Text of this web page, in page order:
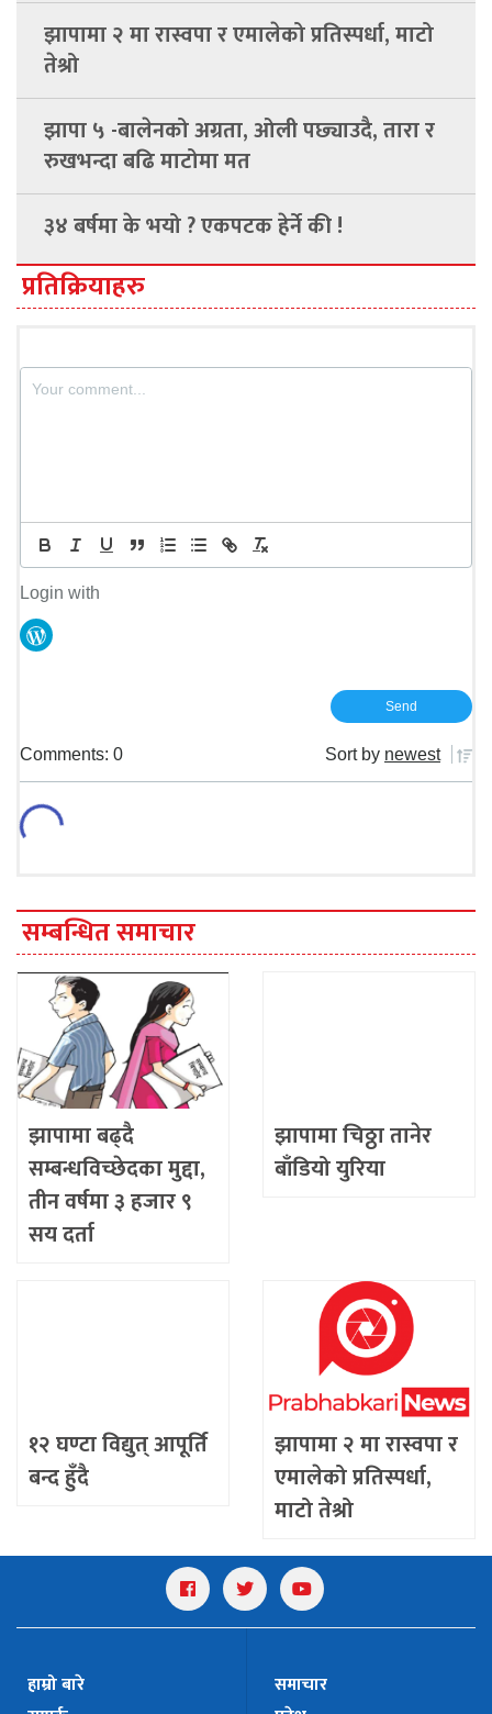
झापामा २ मा रास्वपा र एमालेको प्रतिस्पर्धा, माटो
तेश्रो
झापा ५ -बालेनको अग्रता, ओली पछ्याउदै, तारा र
रुखभन्दा बढि माटोमा मत
३४ बर्षमा के भयो ? एकपटक हेर्ने की !
प्रतिक्रियाहरु
Login with
Comments: 0 Sort by newest
सम्बन्धित समाचार
झापामा बढ्दै
सम्बन्धविच्छेदका मुद्दा,
तीन वर्षमा ३ हजार ९
सय दर्ता
झापामा चिठ्ठा तानेर
बाँडियो युरिया
१२ घण्टा विद्युत् आपूर्ति
बन्द हुँदै
झापामा २ मा रास्वपा र
एमालेको प्रतिस्पर्धा,
माटो तेश्रो
हाम्रो बारे
समाचार